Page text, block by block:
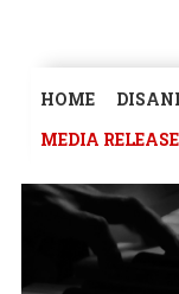
HOME
MEDIA RELEASE